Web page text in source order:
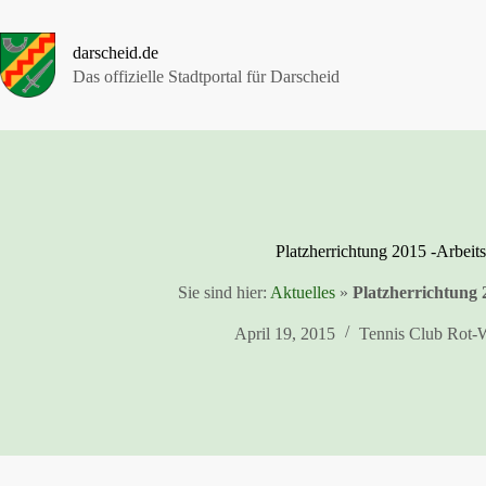
springen
darscheid.de
Das offizielle Stadtportal für Darscheid
Platzherrichtung 2015 -
Sie sind hier: Aktuelles » Platzherrichtung
April 19, 2015 Tennis Club Rot-